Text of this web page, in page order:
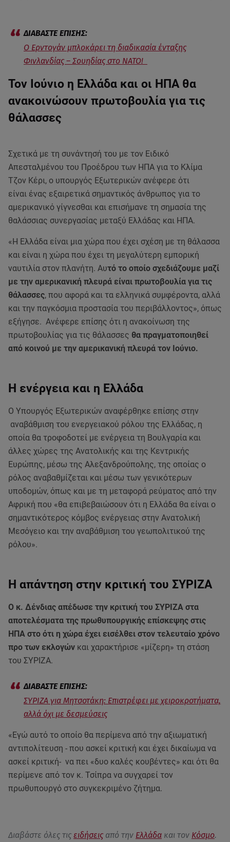
O Ερντογάν μπλοκάρει τη διαδικασία ένταξης
Φινλανδίας – Σουηδίας στο ΝΑΤΟ!
Τον Ιούνιο η Ελλάδα και οι ΗΠΑ θα
ανακοινώσουν πρωτοβουλία για τις
θάλασσες
Σχετικά με τη συνάντησή του με τον Ειδικό
Απεσταλμένου του Προέδρου των ΗΠΑ για το Κλίμα
Τζον Κέρι, ο υπουργός Εξωτερικών ανέφερε ότι
είναι ένας εξαιρετικά σημαντικός άνθρωπος για το
αμερικανικό γίγνεσθαι και επισήμανε τη σημασία της
θαλάσσιας συνεργασίας μεταξύ Ελλάδας και ΗΠΑ.
«Η Ελλάδα είναι μια χώρα που έχει σχέση με τη θάλασσα
και είναι η χώρα που έχει τη μεγαλύτερη εμπορική
ναυτιλία στον πλανήτη. Αυτό το οποίο σχεδιάζουμε μαζί
με την αμερικανική πλευρά είναι πρωτοβουλία για τις
θάλασσες, που αφορά και τα ελληνικά συμφέροντα, αλλά
και την παγκόσμια προστασία του περιβάλλοντος», όπως
εξήγησε. Ανέφερε επίσης ότι η ανακοίνωση της
πρωτοβουλίας για τις θάλασσες θα πραγματοποιηθεί
από κοινού με την αμερικανική πλευρά τον Ιούνιο.
Η ενέργεια και η Ελλάδα
Ο Υπουργός Εξωτερικών αναφέρθηκε επίσης στην
αναβάθμιση του ενεργειακού ρόλου της Ελλάδας, η
οποία θα τροφοδοτεί με ενέργεια τη Βουλγαρία και
άλλες χώρες της Ανατολικής και της Κεντρικής
Ευρώπης, μέσω της Αλεξανδρούπολης, της οποίας ο
ρόλος αναβαθμίζεται και μέσω των γενικότερων
υποδομών, όπως και με τη μεταφορά ρεύματος από την
Αφρική που «θα επιβεβαιώσουν ότι η Ελλάδα θα είναι ο
σημαντικότερος κόμβος ενέργειας στην Ανατολική
Μεσόγειο και την αναβάθμιση του γεωπολιτικού της
ρόλου».
Η απάντηση στην κριτική του ΣΥΡΙΖΑ
Ο κ. Δένδιας απέδωσε την κριτική του ΣΥΡΙΖΑ στα
αποτελέσματα της πρωθυπουργικής επίσκεψης στις
ΗΠΑ στο ότι η χώρα έχει εισέλθει στον τελευταίο χρόνο
προ των εκλογών και χαρακτήρισε «μίζερη» τη στάση
του ΣΥΡΙΖΑ.
ΣΥΡΙΖΑ για Μητσοτάκη: Επιστρέφει με χειροκροτήματα,
αλλά όχι με δεσμεύσεις
«Εγώ αυτό το οποίο θα περίμενα από την αξιωματική
αντιπολίτευση - που ασκεί κριτική και έχει δικαίωμα να
ασκεί κριτική- να πει «δυο καλές κουβέντες» και ότι θα
περίμενε από τον κ. Τσίπρα να συγχαρεί τον
πρωθυπουργό στο συγκεκριμένο ζήτημα.
Διαβάστε όλες τις ειδήσεις από την Ελλάδα και τον Κόσμο.